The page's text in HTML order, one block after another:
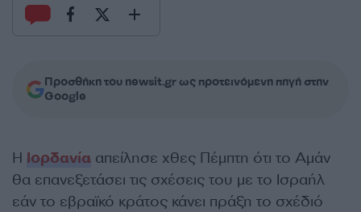
Προσθήκη του newsit.gr ως προτεινόμενη πηγή στην
Google
Η Ιορδανία απείλησε χθες Πέμπτη ότι το Αμάν
θα επανεξετάσει τις σχέσεις του με το Ισραήλ
εάν το εβραϊκό κράτος κάνει πράξη το σχέδιό